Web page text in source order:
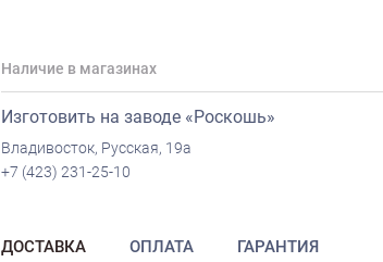
Наличие в магазинах
Изготовить на заводе «Роскошь»
Владивосток, Русская, 19а
+7 (423) 231-25-10
ДОСТАВКА ОПЛАТА ГАРАНТИЯ